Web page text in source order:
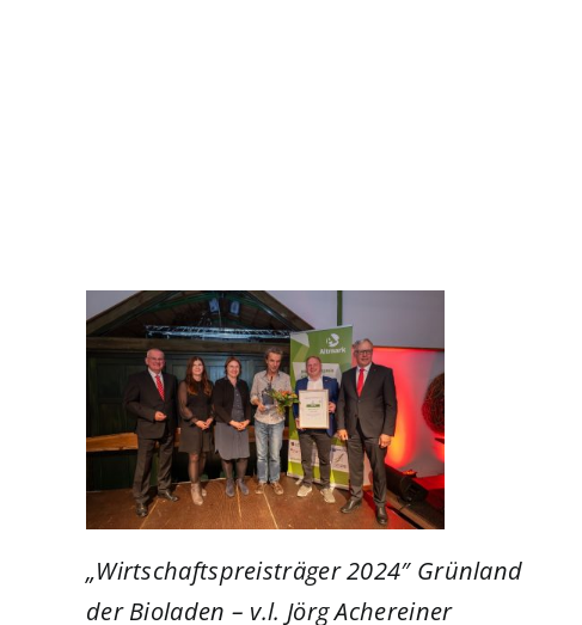
„Wirtschaftspreisträger 2024″ Grünland
der Bioladen – v.l. Jörg Achereiner